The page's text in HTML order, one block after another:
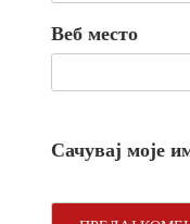
Веб место
Сачувај моје